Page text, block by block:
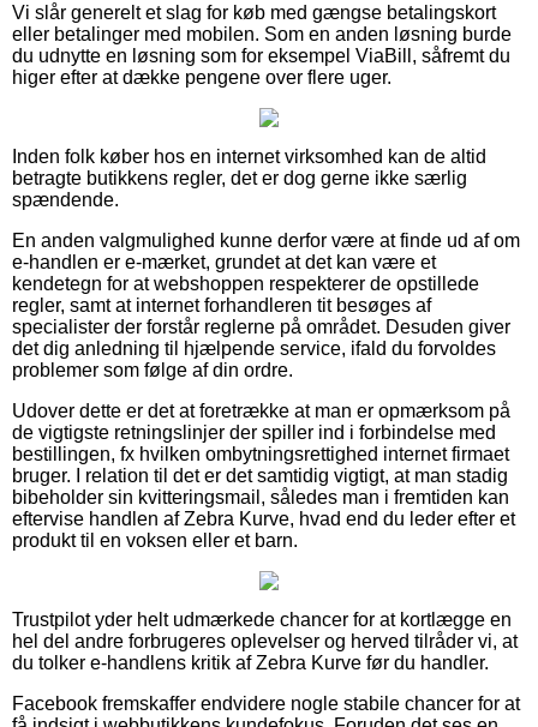
Vi slår generelt et slag for køb med gængse betalingskort
eller betalinger med mobilen. Som en anden løsning burde
du udnytte en løsning som for eksempel ViaBill, såfremt du
higer efter at dække pengene over flere uger.
Inden folk køber hos en internet virksomhed kan de altid
betragte butikkens regler, det er dog gerne ikke særlig
spændende.
En anden valgmulighed kunne derfor være at finde ud af om
e-handlen er e-mærket, grundet at det kan være et
kendetegn for at webshoppen respekterer de opstillede
regler, samt at internet forhandleren tit besøges af
specialister der forstår reglerne på området. Desuden giver
det dig anledning til hjælpende service, ifald du forvoldes
problemer som følge af din ordre.
Udover dette er det at foretrække at man er opmærksom på
de vigtigste retningslinjer der spiller ind i forbindelse med
bestillingen, fx hvilken ombytningsrettighed internet firmaet
bruger. I relation til det er det samtidig vigtigt, at man stadig
bibeholder sin kvitteringsmail, således man i fremtiden kan
eftervise handlen af Zebra Kurve, hvad end du leder efter et
produkt til en voksen eller et barn.
Trustpilot yder helt udmærkede chancer for at kortlægge en
hel del andre forbrugeres oplevelser og herved tilråder vi, at
du tolker e-handlens kritik af Zebra Kurve før du handler.
Facebook fremskaffer endvidere nogle stabile chancer for at